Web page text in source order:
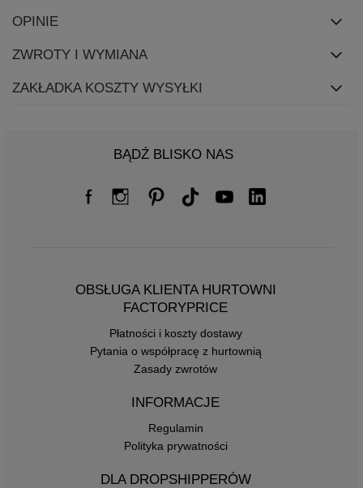
OPINIE
ZWROTY I WYMIANA
ZAKŁADKA KOSZTY WYSYŁKI
BĄDŹ BLISKO NAS
OBSŁUGA KLIENTA HURTOWNI
FACTORYPRICE
Płatności i koszty dostawy
Pytania o współpracę z hurtownią
Zasady zwrotów
INFORMACJE
Regulamin
Polityka prywatności
DLA DROPSHIPPERÓW